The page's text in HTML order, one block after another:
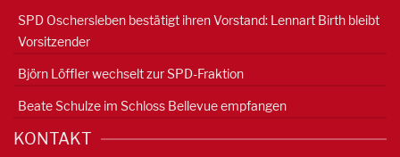
SPD Oschersleben bestätigt ihren Vorstand: Lennart Birth bleibt
Vorsitzender
Björn Löffler wechselt zur SPD-Fraktion
Beate Schulze im Schloss Bellevue empfangen
KONTAKT